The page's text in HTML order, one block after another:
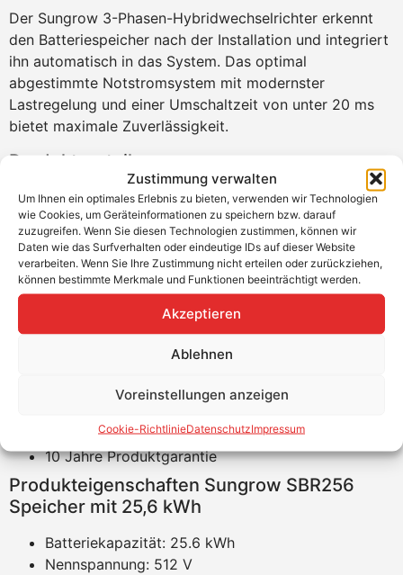
Zustimmung verwalten
Um Ihnen ein optimales Erlebnis zu bieten, verwenden wir Technologien
wie Cookies, um Geräteinformationen zu speichern bzw. darauf
zuzugreifen. Wenn Sie diesen Technologien zustimmen, können wir
Daten wie das Surfverhalten oder eindeutige IDs auf dieser Website
verarbeiten. Wenn Sie Ihre Zustimmung nicht erteilen oder zurückziehen,
können bestimmte Merkmale und Funktionen beeinträchtigt werden.
Akzeptieren
Ablehnen
Voreinstellungen anzeigen
Cookie-RichtlinieDatenschutzImpressum
Der Sungrow 3-Phasen-Hybridwechselrichter erkennt
den Batteriespeicher nach der Installation und integriert
ihn automatisch in das System. Das optimal
abgestimmte Notstromsystem mit modernster
Lastregelung und einer Umschaltzeit von unter 20 ms
bietet maximale Zuverlässigkeit.
Produktvorteile
Permanenter 30 A Lade- und Entladestrom
möglich
Über die gesamte Lebensdauer erweiterbar auf bis
zu 8 Module je Einheit
Zertifiziertes Mehrstufiges Schutzkonzept u.a.
Durch geringes Gewicht und kompaktes Design,
Installation durch nur 1 Person möglich
Batteriemodulen
Funktionalität
10 Jahre Produktgarantie
Produkteigenschaften Sungrow SBR256
Speicher mit 25,6 kWh
Batteriekapazität: 25.6 kWh
Nennspannung: 512 V